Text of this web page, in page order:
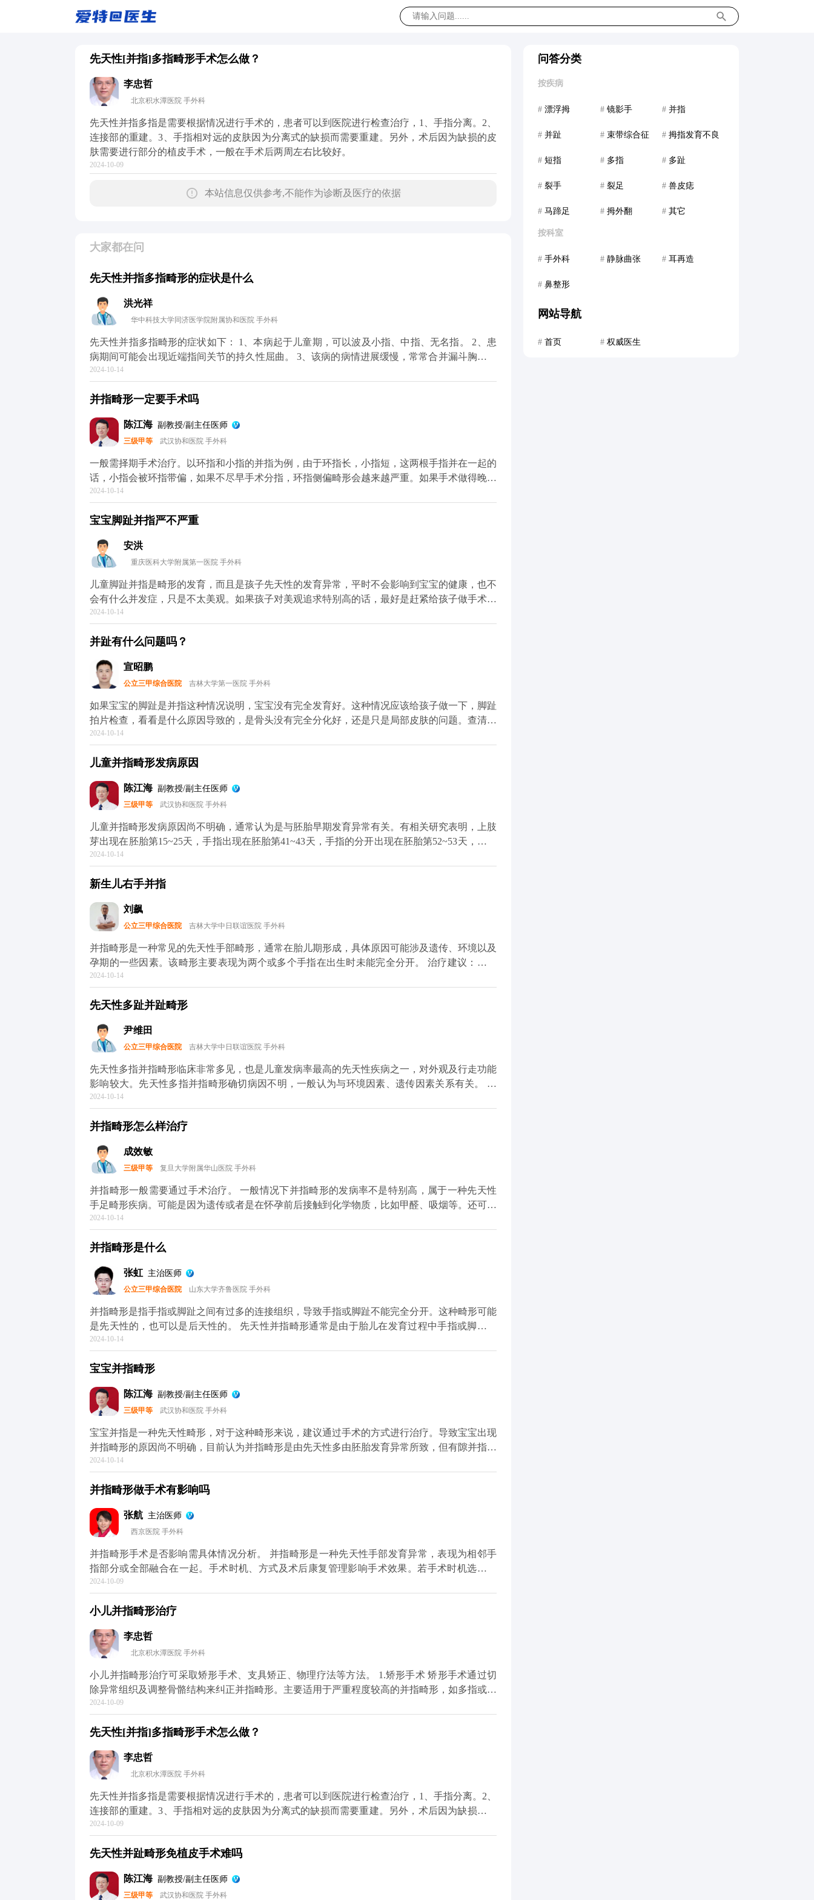
先天性[并指]多指畸形手术怎么做？
李忠哲
北京积水潭医院 手外科
先天性并指多指是需要根据情况进行手术的，患者可以到医院进行检查治疗，1、手指分离。2、
连接部的重建。3、手指相对远的皮肤因为分离式的缺损而需要重建。另外，术后因为缺损的皮
肤需要进行部分的植皮手术，一般在手术后两周左右比较好。
2024-10-09
本站信息仅供参考,不能作为诊断及医疗的依据
大家都在问
先天性并指多指畸形的症状是什么
洪光祥
华中科技大学同济医学院附属协和医院 手外科
先天性并指多指畸形的症状如下： 1、本病起于儿童期，可以波及小指、中指、无名指。 2、患
病期间可能会出现近端指间关节的持久性屈曲。 3、该病的病情进展缓慢，常常合并漏斗胸、眼
睑下垂、脊柱侧弯等。 4、部分手指可能会出现鹅颈弯头样畸形及掌指关节的伸展过度。 5、多
的骨科或儿科就诊。医生会结合每个病人具体的情况选择最合适的治疗方式，以帮助稳定病情。
2024-10-14
并指畸形一定要手术吗
陈江海 副教授/副主任医师
三级甲等 武汉协和医院 手外科
一般需择期手术治疗。以环指和小指的并指为例，由于环指长，小指短，这两根手指并在一起的
话，小指会被环指带偏，如果不尽早手术分指，环指侧偏畸形会越来越严重。如果手术做得晚，
哪怕环指被释放出来了，它的畸形问题仍然会很严重，所以要尽早手术。 并指畸形的存在除了
感的孩子来说更是如此。因此，如果孩子身体健康，体重达标，需择期手术治疗，最佳手术时机
2024-10-14
宝宝脚趾并指严不严重
安洪
重庆医科大学附属第一医院 手外科
儿童脚趾并指是畸形的发育，而且是孩子先天性的发育异常，平时不会影响到宝宝的健康，也不
会有什么并发症，只是不太美观。如果孩子对美观追求特别高的话，最好是赶紧给孩子做手术，
在一岁半以前做手术是最合适的，这样才可以避免影响宝宝的自信。
2024-10-14
并趾有什么问题吗？
宣昭鹏
公立三甲综合医院 吉林大学第一医院 手外科
如果宝宝的脚趾是并指这种情况说明，宝宝没有完全发育好。这种情况应该给孩子做一下，脚趾
拍片检查，看看是什么原因导致的，是骨头没有完全分化好，还是只是局部皮肤的问题。查清楚
了可以手术治疗的，不同的情况可能手术方法不通，所以应该先检查。
2024-10-14
儿童并指畸形发病原因
陈江海 副教授/副主任医师
三级甲等 武汉协和医院 手外科
儿童并指畸形发病原因尚不明确，通常认为是与胚胎早期发育异常有关。有相关研究表明，上肢
芽出现在胚胎第15~25天，手指出现在胚胎第41~43天，手指的分开出现在胚胎第52~53天，在相
邻手指分化的进程中，指间间充质组织的凋亡或缺失可能是并指形成的原因。 儿童并指畸形是
放出来。一般来说，只要孩子身体状况良好，体重达标，一般6个月左右就可以手术。
2024-10-14
新生儿右手并指
刘飙
公立三甲综合医院 吉林大学中日联谊医院 手外科
并指畸形是一种常见的先天性手部畸形，通常在胎儿期形成，具体原因可能涉及遗传、环境以及
孕期的一些因素。该畸形主要表现为两个或多个手指在出生时未能完全分开。 治疗建议：对于
并指畸形，手术治疗是主要的治疗方法。手术时机通常选择在婴儿期或儿童期，以确保手指的正
建。手术后，患儿需要进行一定的康复训练和物理治疗，以促进手指功能的恢复。 生活建议：
和物理治疗，并定期到医院复查，以评估手术效果和手指功能的恢复情况。此外，家长应给予患
儿足够的心理支持，帮助他们建立积极的心态，勇敢面对治疗过程中的挑战。 请注意，以上内
容仅供参考，具体诊断和治疗方案需由专业医生根据患儿的具体情况进行制定。特殊人群如早产
儿或存在其他健康问题的患儿可能需要更加细致的评估和个性化的治疗方案。因此，强烈建议家
长带患儿到正规医院进行详细检查和咨询，遵医嘱进行治疗和康复。如有任何不适或异常，应及
时就医。
2024-10-14
先天性多趾并趾畸形
尹维田
公立三甲综合医院 吉林大学中日联谊医院 手外科
先天性多指并指畸形临床非常多见，也是儿童发病率最高的先天性疾病之一，对外观及行走功能
影响较大。先天性多指并指畸形确切病因不明，一般认为与环境因素、遗传因素关系有关。 先
天性脚趾畸形包括漂浮指、多指、并指、多并指、拇内翻、巨指症等，严重者影响足部外观和功
学习和社会生活，甚至影响到以后的就业、工作和婚姻。 先天性并指畸形根据病史及临床体格
2024-10-14
并指畸形怎么样治疗
成效敏
三级甲等 复旦大学附属华山医院 手外科
并指畸形一般需要通过手术治疗。 一般情况下并指畸形的发病率不是特别高，属于一种先天性
手足畸形疾病。可能是因为遗传或者是在怀孕前后接触到化学物质，比如甲醛、吸烟等。还可能
是怀孕期间母体健康状态异常等原因造成的。此类疾病需要根据患者手的血运情况和并指的类型
行多次手术。 如果并指畸形出现皮肤缺损的情况时，还需要在做手术的时候做植皮治疗，形成
2024-10-14
并指畸形是什么
张虹 主治医师
公立三甲综合医院 山东大学齐鲁医院 手外科
并指畸形是指手指或脚趾之间有过多的连接组织，导致手指或脚趾不能完全分开。这种畸形可能
是先天性的，也可以是后天性的。 先天性并指畸形通常是由于胎儿在发育过程中手指或脚趾之
间的分离过程受到干扰所致。后天性并指畸形可能是由于手部或足部的创伤、感染或炎症引起
或足部的正常活动。 治疗方法包括手术分离、物理治疗和康复训练等。手术分离是最常见的治
手部或足部的功能和活动能力。
2024-10-14
宝宝并指畸形
陈江海 副教授/副主任医师
三级甲等 武汉协和医院 手外科
宝宝并指是一种先天性畸形，对于这种畸形来说，建议通过手术的方式进行治疗。导致宝宝出现
并指畸形的原因尚不明确，目前认为并指畸形是由先天性多由胚胎发育异常所致，但有隙并指则
是个例外，其是在手指分化完成后形成的。虽然越来越多类型的并指病变基因及其在染色体中的
体健康的话，应在其6个月大左右的时候进行治疗。基于血运的情况，并指畸形在分指的过程可
在分指的过程中，常会出现指蹼相对缘皮肤缺损的情况，为了加速伤口愈合，医生会根据患者的
需求选择自身取皮植皮或人工真皮诱导零植皮技术来对伤口进行覆盖。
2024-10-14
并指畸形做手术有影响吗
张航 主治医师
西京医院 手外科
并指畸形手术是否影响需具体情况分析。 并指畸形是一种先天性手部发育异常，表现为相邻手
指部分或全部融合在一起。手术时机、方式及术后康复管理影响手术效果。若手术时机选择过
晚，可能导致手指功能受限或畸形加重。例如，如果在孩子手指骨骼发育成熟前进行手术，可能
部卫生，避免感染，以促进伤口愈合和功能恢复。
2024-10-09
小儿并指畸形治疗
李忠哲
北京积水潭医院 手外科
小儿并指畸形治疗可采取矫形手术、支具矫正、物理疗法等方法。 1.矫形手术 矫形手术通过切
除异常组织及调整骨骼结构来纠正并指畸形。主要适用于严重程度较高的并指畸形，如多指或多
趾合并的情况。 2.支具矫正 支具矫正利用定制化的外固定器具，在医生指导下佩戴以帮助调整
理疗法 物理疗法包括按摩、被动运动等手段，旨在改善血液循环、缓解肌肉紧张。适合于轻微
健康状况以及并指的程度。必要时，需定期复查以监测病情变化，并根据医嘱选择合适的治疗策
略。
2024-10-09
先天性[并指]多指畸形手术怎么做？
李忠哲
北京积水潭医院 手外科
先天性并指多指是需要根据情况进行手术的，患者可以到医院进行检查治疗，1、手指分离。2、
连接部的重建。3、手指相对远的皮肤因为分离式的缺损而需要重建。另外，术后因为缺损的皮
肤需要进行部分的植皮手术，一般在手术后两周左右比较好。
2024-10-09
先天性并趾畸形免植皮手术难吗
陈江海 副教授/副主任医师
三级甲等 武汉协和医院 手外科
问答分类
按疾病
# 漂浮拇 # 镜影手 # 并指
# 并趾 # 束带综合征 # 拇指发育不良
# 短指 # 多指 # 多趾
# 裂手 # 裂足 # 兽皮痣
# 马蹄足 # 拇外翻 # 其它
按科室
# 手外科 # 静脉曲张 # 耳再造
# 鼻整形
网站导航
# 首页 # 权威医生